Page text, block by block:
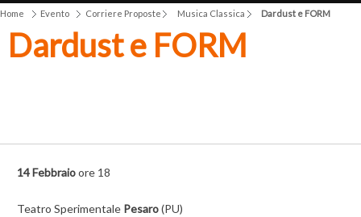
Home Evento Corriere Proposte Musica Classica Dardust e FORM
Dardust e FORM
14 Febbraioore 18
Teatro Sperimentale Pesaro(PU)